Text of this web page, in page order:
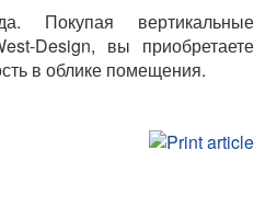
Покупая вертикальные
Design, вы приобретаете
в облике помещения.